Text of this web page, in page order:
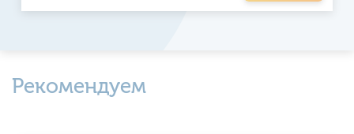
Рекомендуем